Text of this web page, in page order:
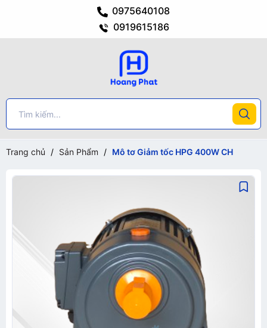
0975640108
0919615186
Trang chủ / Sản Phẩm / Mô tơ Giảm tốc HPG 400W CH